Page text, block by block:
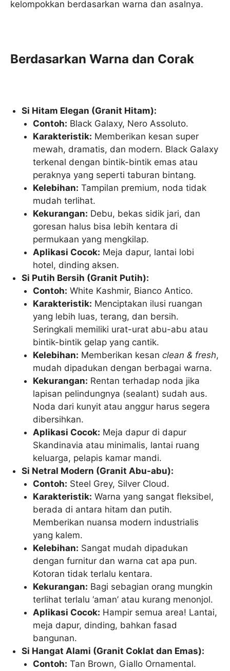
kelompokkan berdasarkan warna dan asalnya.
Berdasarkan Warna dan Corak
Si Hitam Elegan (Granit Hitam):
Contoh: Black Galaxy, Nero Assoluto.
Karakteristik: Memberikan kesan super
mewah, dramatis, dan modern. Black Galaxy
terkenal dengan bintik-bintik emas atau
peraknya yang seperti taburan bintang.
Kelebihan: Tampilan premium, noda tidak
mudah terlihat.
Kekurangan: Debu, bekas sidik jari, dan
goresan halus bisa lebih kentara di
permukaan yang mengkilap.
Aplikasi Cocok: Meja dapur, lantai lobi
hotel, dinding aksen.
Si Putih Bersih (Granit Putih):
Contoh: White Kashmir, Bianco Antico.
Karakteristik: Menciptakan ilusi ruangan
yang lebih luas, terang, dan bersih.
Seringkali memiliki urat-urat abu-abu atau
bintik-bintik gelap yang cantik.
Kelebihan: Memberikan kesanclean & fresh,
mudah dipadukan dengan berbagai warna.
Kekurangan: Rentan terhadap noda jika
lapisan pelindungnya (sealant) sudah aus.
Noda dari kunyit atau anggur harus segera
dibersihkan.
Aplikasi Cocok: Meja dapur di dapur
Skandinavia atau minimalis, lantai ruang
keluarga, pelapis kamar mandi.
Si Netral Modern (Granit Abu-abu):
Contoh: Steel Grey, Silver Cloud.
Karakteristik: Warna yang sangat fleksibel,
berada di antara hitam dan putih.
Memberikan nuansa modern industrialis
yang kalem.
Kelebihan: Sangat mudah dipadukan
dengan furnitur dan warna cat apa pun.
Kotoran tidak terlalu kentara.
Kekurangan: Bagi sebagian orang mungkin
terlihat terlalu ‘aman’ atau kurang menonjol.
Aplikasi Cocok: Hampir semua area! Lantai,
meja dapur, dinding, bahkan fasad
bangunan.
Si Hangat Alami (Granit Coklat dan Emas):
Contoh: Tan Brown, Giallo Ornamental.